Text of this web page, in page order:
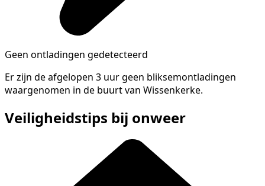
Geen ontladingen gedetecteerd
Er zijn de afgelopen 3 uur geen bliksemontladingen
waargenomen in de buurt van Wissenkerke.
Veiligheidstips bij onweer